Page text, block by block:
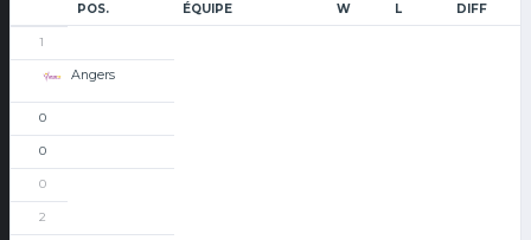
POS. ÉQUIPE W L DIFF
1
Angers
0
0
0
2